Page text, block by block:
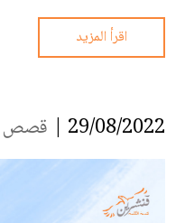
اقرأ المزيد
29/08/2022 | قصص